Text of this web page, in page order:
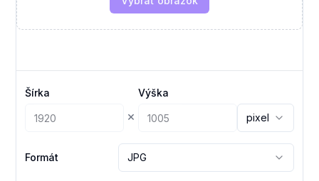
Šírka
×
Výška
pixel
Formát JPG